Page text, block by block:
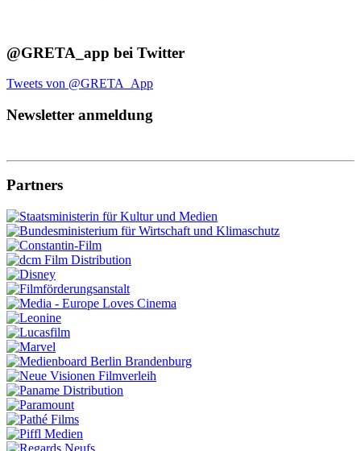
@GRETA_app bei Twitter
Tweets von @GRETA_App
Newsletter anmeldung
Partners